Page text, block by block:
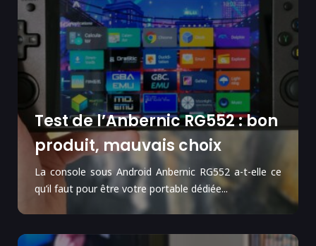
Test de l’Anbernic RG552 : bon
produit, mauvais choix
La console sous Android Anbernic RG552 a-t-elle ce
qu’il faut pour être votre portable dédiée...